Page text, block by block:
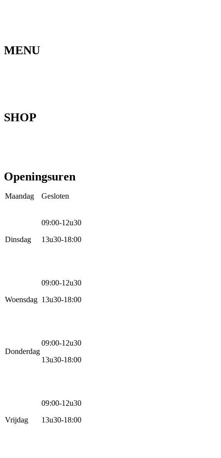
MENU
SHOP
Openingsuren
Maandag Gesloten
Dinsdag
09:00-12u30
13u30-18:00
Woensdag
09:00-12u30
13u30-18:00
Donderdag
09:00-12u30
13u30-18:00
Vrijdag
09:00-12u30
13u30-18:00